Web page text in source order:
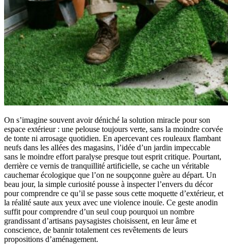
On s’imagine souvent avoir déniché la solution miracle pour son
espace extérieur : une pelouse toujours verte, sans la moindre corvée
de tonte ni arrosage quotidien. En apercevant ces rouleaux flambant
neufs dans les allées des magasins, l’idée d’un jardin impeccable
sans le moindre effort paralyse presque tout esprit critique. Pourtant,
derrière ce vernis de tranquillité artificielle, se cache un véritable
cauchemar écologique que l’on ne soupçonne guère au départ. Un
beau jour, la simple curiosité pousse à inspecter l’envers du décor
pour comprendre ce qu’il se passe sous cette moquette d’extérieur, et
la réalité saute aux yeux avec une violence inouïe. Ce geste anodin
suffit pour comprendre d’un seul coup pourquoi un nombre
grandissant d’artisans paysagistes choisissent, en leur âme et
conscience, de bannir totalement ces revêtements de leurs
propositions d’aménagement.